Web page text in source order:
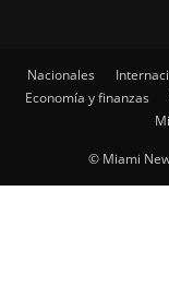
Nacionales
Economía y finanzas
© Miami